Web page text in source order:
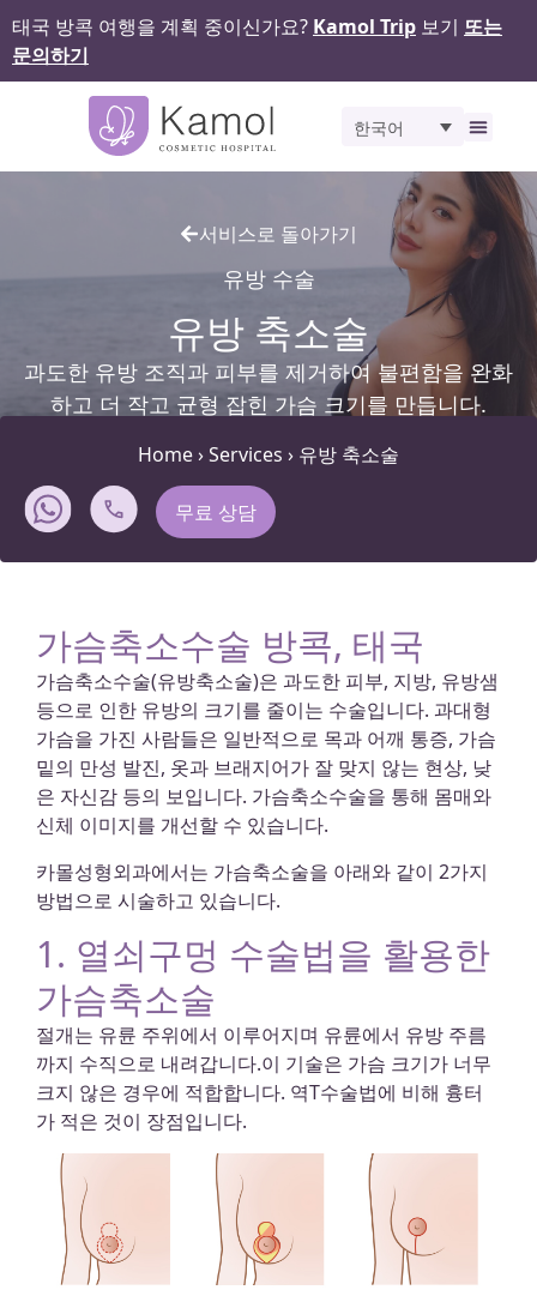
태국 방콕 여행을 계획 중이신가요? Kamol Trip 보기 또는
문의하기
한국어
서비스로 돌아가기
유방 수술
유방 축소술
과도한 유방 조직과 피부를 제거하여 불편함을 완화
하고 더 작고 균형 잡힌 가슴 크기를 만듭니다.
Home›Services › 유방 축소술
무료 상담
가슴축소수술 방콕, 태국
가슴축소수술(유방축소술)은 과도한 피부, 지방, 유방샘
등으로 인한 유방의 크기를 줄이는 수술입니다. 과대형
가슴을 가진 사람들은 일반적으로 목과 어깨 통증, 가슴
밑의 만성 발진, 옷과 브래지어가 잘 맞지 않는 현상, 낮
은 자신감 등의 보입니다. 가슴축소수술을 통해 몸매와
신체 이미지를 개선할 수 있습니다.
카몰성형외과에서는 가슴축소술을 아래와 같이 2가지
방법으로 시술하고 있습니다.
1. 열쇠구멍 수술법을 활용한
가슴축소술
절개는 유륜 주위에서 이루어지며 유륜에서 유방 주름
까지 수직으로 내려갑니다.이 기술은 가슴 크기가 너무
크지 않은 경우에 적합합니다. 역T수술법에 비해 흉터
가 적은 것이 장점입니다.